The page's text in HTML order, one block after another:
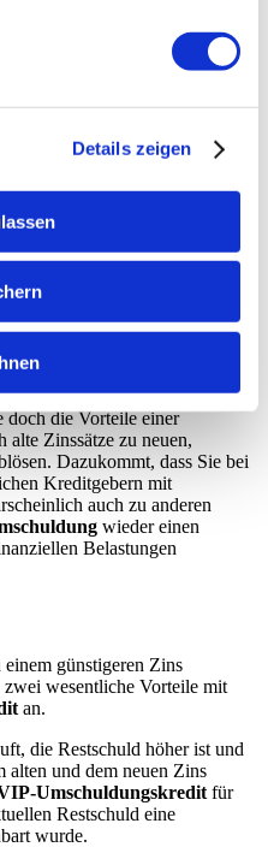
Details zeigen
eine „VIP-
die Zinsen mehrfach von der
die gesenkten Zinsen ist
empfehlenswert.
meist mit hohen Zinssätzen Ihre
doch die Vorteile einer
alte Zinssätze zu neuen,
Dazukommt, dass Sie bei
Kreditgebern mit
auch zu anderen
wieder einen
Belastungen
günstigeren Zins
zwei wesentliche Vorteile mit
an.
die Restschuld höher ist und
alten und dem neuen Zins
Umschuldungskredit für
Restschuld eine
wurde.